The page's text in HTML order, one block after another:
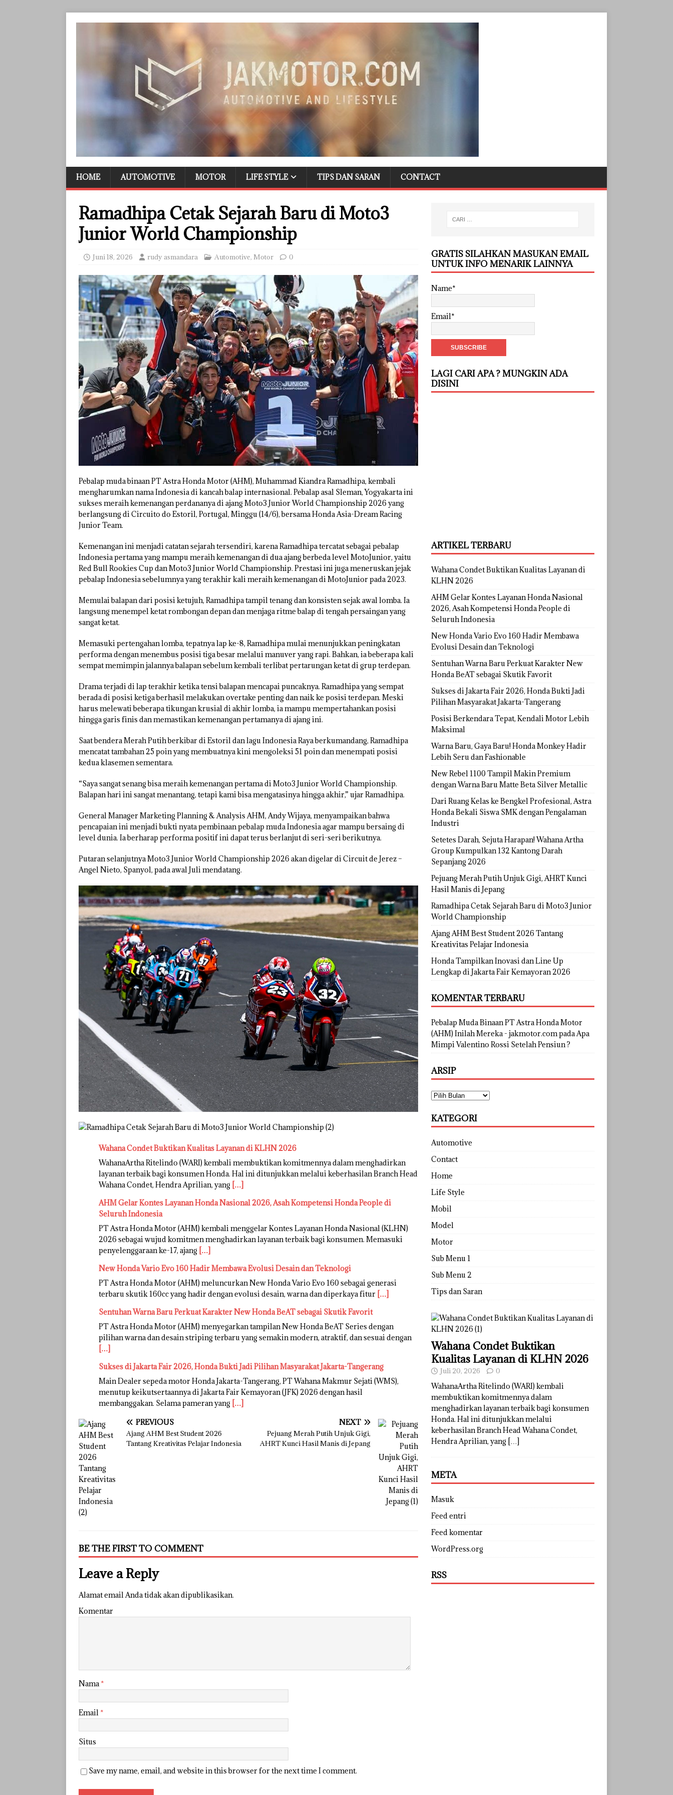
HOME AUTOMOTIVE MOTOR LIFE STYLE TIPS DAN SARAN CONTACT
Ramadhipa Cetak Sejarah Baru di Moto3
Junior World Championship
Juni 18, 2026 rudy asmandara Automotive, Motor 0
Pebalap muda binaan PT Astra Honda Motor (AHM), Muhammad Kiandra Ramadhipa, kembali
mengharumkan nama Indonesia di kancah balap internasional. Pebalap asal Sleman, Yogyakarta ini
sukses meraih kemenangan perdananya di ajang Moto3 Junior World Championship 2026 yang
berlangsung di Circuito do Estoril, Portugal, Minggu (14/6), bersama Honda Asia-Dream Racing
Junior Team.
Kemenangan ini menjadi catatan sejarah tersendiri, karena Ramadhipa tercatat sebagai pebalap
Indonesia pertama yang mampu meraih kemenangan di dua ajang berbeda level MotoJunior, yaitu
Red Bull Rookies Cup dan Moto3 Junior World Championship. Prestasi ini juga meneruskan jejak
pebalap Indonesia sebelumnya yang terakhir kali meraih kemenangan di MotoJunior pada 2023.
Memulai balapan dari posisi ketujuh, Ramadhipa tampil tenang dan konsisten sejak awal lomba. Ia
langsung menempel ketat rombongan depan dan menjaga ritme balap di tengah persaingan yang
sangat ketat.
Memasuki pertengahan lomba, tepatnya lap ke-8, Ramadhipa mulai menunjukkan peningkatan
performa dengan menembus posisi tiga besar melalui manuver yang rapi. Bahkan, ia beberapa kali
sempat memimpin jalannya balapan sebelum kembali terlibat pertarungan ketat di grup terdepan.
Drama terjadi di lap terakhir ketika tensi balapan mencapai puncaknya. Ramadhipa yang sempat
berada di posisi ketiga berhasil melakukan overtake penting dan naik ke posisi terdepan. Meski
harus melewati beberapa tikungan krusial di akhir lomba, ia mampu mempertahankan posisi
hingga garis finis dan memastikan kemenangan pertamanya di ajang ini.
Saat bendera Merah Putih berkibar di Estoril dan lagu Indonesia Raya berkumandang, Ramadhipa
mencatat tambahan 25 poin yang membuatnya kini mengoleksi 51 poin dan menempati posisi
kedua klasemen sementara.
“Saya sangat senang bisa meraih kemenangan pertama di Moto3 Junior World Championship.
Balapan hari ini sangat menantang, tetapi kami bisa mengatasinya hingga akhir,” ujar Ramadhipa.
General Manager Marketing Planning & Analysis AHM, Andy Wijaya, menyampaikan bahwa
pencapaian ini menjadi bukti nyata pembinaan pebalap muda Indonesia agar mampu bersaing di
level dunia. Ia berharap performa positif ini dapat terus berlanjut di seri-seri berikutnya.
Putaran selanjutnya Moto3 Junior World Championship 2026 akan digelar di Circuit de Jerez –
Angel Nieto, Spanyol, pada awal Juli mendatang.
Wahana Condet Buktikan Kualitas Layanan di KLHN 2026
WahanaArtha Ritelindo (WARI) kembali membuktikan komitmennya dalam menghadirkan
layanan terbaik bagi konsumen Honda. Hal ini ditunjukkan melalui keberhasilan Branch Head
Wahana Condet, Hendra Aprilian, yang […]
AHM Gelar Kontes Layanan Honda Nasional 2026, Asah Kompetensi Honda People di
Seluruh Indonesia
PT Astra Honda Motor (AHM) kembali menggelar Kontes Layanan Honda Nasional (KLHN)
2026 sebagai wujud komitmen menghadirkan layanan terbaik bagi konsumen. Memasuki
penyelenggaraan ke-17, ajang […]
New Honda Vario Evo 160 Hadir Membawa Evolusi Desain dan Teknologi
PT Astra Honda Motor (AHM) meluncurkan New Honda Vario Evo 160 sebagai generasi
terbaru skutik 160cc yang hadir dengan evolusi desain, warna dan diperkaya fitur […]
Sentuhan Warna Baru Perkuat Karakter New Honda BeAT sebagai Skutik Favorit
PT Astra Honda Motor (AHM) menyegarkan tampilan New Honda BeAT Series dengan
pilihan warna dan desain striping terbaru yang semakin modern, atraktif, dan sesuai dengan
[…]
Sukses di Jakarta Fair 2026, Honda Bukti Jadi Pilihan Masyarakat Jakarta-Tangerang
Main Dealer sepeda motor Honda Jakarta-Tangerang, PT Wahana Makmur Sejati (WMS),
menutup keikutsertaannya di Jakarta Fair Kemayoran (JFK) 2026 dengan hasil
membanggakan. Selama pameran yang […]
PREVIOUS
Ajang AHM Best Student 2026
Tantang Kreativitas Pelajar Indonesia
NEXT
Pejuang Merah Putih Unjuk Gigi,
AHRT Kunci Hasil Manis di Jepang
BE THE FIRST TO COMMENT
Leave a Reply
Alamat email Anda tidak akan dipublikasikan.
Komentar
Nama*
Email *
Situs
Save my name, email, and website in this browser for the next time I comment.
GRATIS SILAHKAN MASUKAN EMAIL
UNTUK INFO MENARIK LAINNYA
Name*
Email*
LAGI CARI APA ? MUNGKIN ADA
DISINI
ARTIKEL TERBARU
Wahana Condet Buktikan Kualitas Layanan di
KLHN 2026
AHM Gelar Kontes Layanan Honda Nasional
2026, Asah Kompetensi Honda People di
Seluruh Indonesia
New Honda Vario Evo 160 Hadir Membawa
Evolusi Desain dan Teknologi
Sentuhan Warna Baru Perkuat Karakter New
Honda BeAT sebagai Skutik Favorit
Sukses di Jakarta Fair 2026, Honda Bukti Jadi
Pilihan Masyarakat Jakarta-Tangerang
Posisi Berkendara Tepat, Kendali Motor Lebih
Maksimal
Warna Baru, Gaya Baru! Honda Monkey Hadir
Lebih Seru dan Fashionable
New Rebel 1100 Tampil Makin Premium
dengan Warna Baru Matte Beta Silver Metallic
Dari Ruang Kelas ke Bengkel Profesional, Astra
Honda Bekali Siswa SMK dengan Pengalaman
Industri
Setetes Darah, Sejuta Harapan! Wahana Artha
Group Kumpulkan 132 Kantong Darah
Sepanjang 2026
Pejuang Merah Putih Unjuk Gigi, AHRT Kunci
Hasil Manis di Jepang
Ramadhipa Cetak Sejarah Baru di Moto3 Junior
World Championship
Ajang AHM Best Student 2026 Tantang
Kreativitas Pelajar Indonesia
Honda Tampilkan Inovasi dan Line Up
Lengkap di Jakarta Fair Kemayoran 2026
KOMENTAR TERBARU
Pebalap Muda Binaan PT Astra Honda Motor
(AHM) Inilah Mereka - jakmotor.compadaApa
Mimpi Valentino Rossi Setelah Pensiun ?
ARSIP
KATEGORI
Automotive
Contact
Home
Life Style
Mobil
Model
Motor
Sub Menu 1
Sub Menu 2
Tips dan Saran
Wahana Condet Buktikan
Kualitas Layanan di KLHN 2026
Juli 20, 2026 0
WahanaArtha Ritelindo (WARI) kembali
membuktikan komitmennya dalam
menghadirkan layanan terbaik bagi konsumen
Honda. Hal ini ditunjukkan melalui
keberhasilan Branch Head Wahana Condet,
Hendra Aprilian, yang […]
META
Masuk
Feed entri
Feed komentar
WordPress.org
RSS